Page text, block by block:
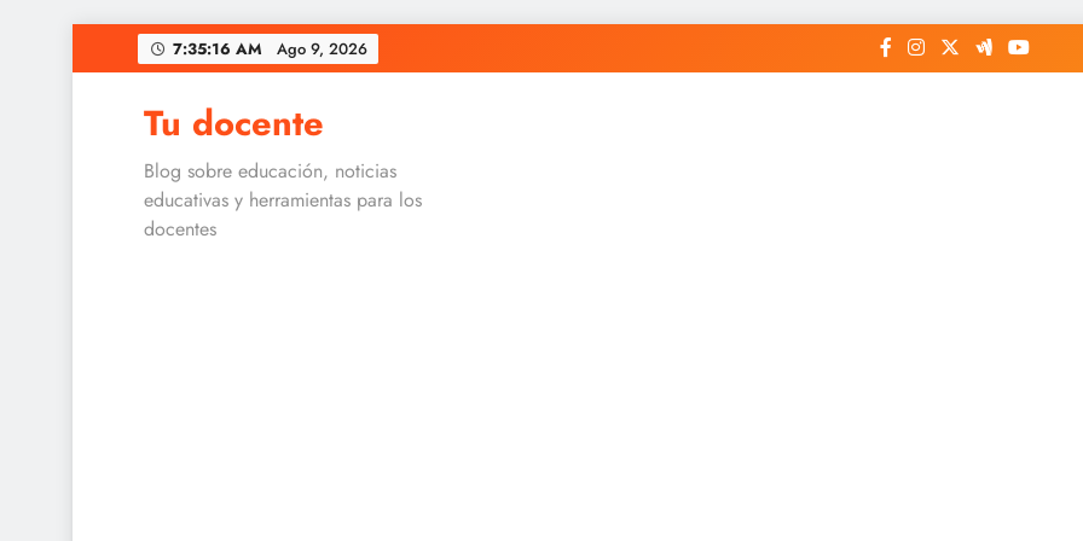
to
7:35:16 AM Ago 9, 2026
Tu docente
Blog sobre educación, noticias
educativas y herramientas para los
docentes